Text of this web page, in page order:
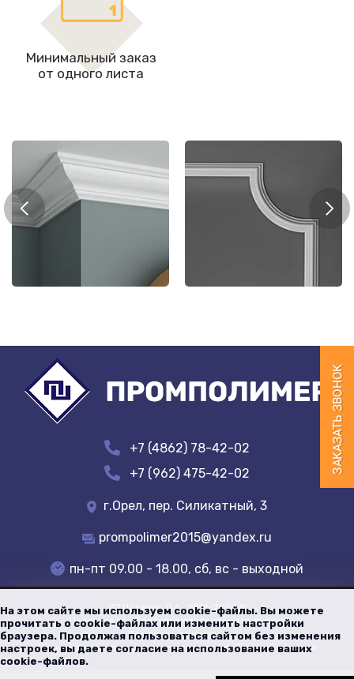
Минимальный заказ
от одного листа
+7 (4862) 78-42-02
+7 (962) 475-42-02
г.Орел, пер. Силикатный, 3
prompolimer2015@yandex.ru
пн-пт 09.00 - 18.00, сб, вс - выходной
ИП Потапов Д.А., 2016- 2026©
Политика по обработке персональных данных
Все права защищены
Цены указанные на сайте не являются публичной офертой
На этом сайте мы используем cookie-файлы. Вы можете
прочитать о cookie-файлах или изменить настройки
браузера. Продолжая пользоваться сайтом без изменения
настроек, вы даете согласие на использование ваших
cookie-файлов.